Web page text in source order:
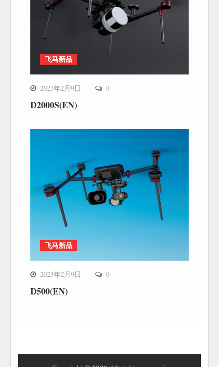
飞马新品
2023年2月9日 0
D2000S(EN)
飞马新品
2023年2月9日 0
D500(EN)